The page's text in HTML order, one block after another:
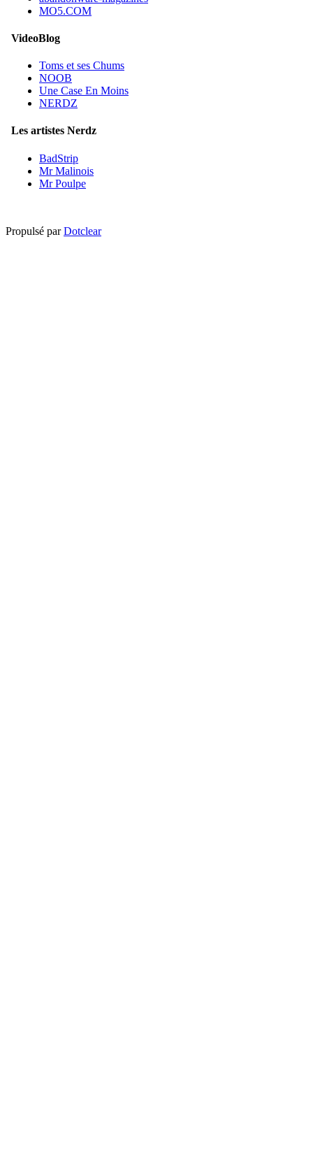
MO5.COM
VideoBlog
Toms et ses Chums
NOOB
Une Case En Moins
NERDZ
Les artistes Nerdz
BadStrip
Mr Malinois
Mr Poulpe
Propulsé parDotclear